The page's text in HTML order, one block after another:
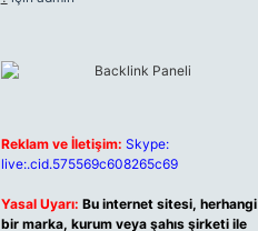
Reklam ve İletişim: Skype:
live:.cid.575569c608265c69
Yasal Uyarı: Bu internet sitesi, herhangi
bir marka, kurum veya şahıs şirketi ile